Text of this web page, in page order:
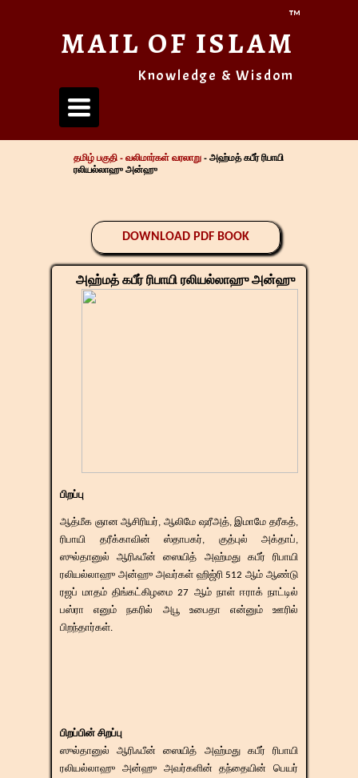
Toggle
navigation
MAIL OF ISLAM
™
Knowledge & Wisdom
தமிழ் பகுதி -வலிமார்கள் வரலாறு- அஹ்மத் கபீர் ரிபாயி
ரலியல்லாஹு அன்ஹு
அஹ்மத் கபீர் ரிபாயி ரலியல்லாஹு அன்ஹு
பிறப்பு
ஆத்மீக ஞான ஆசிரியர், ஆலிமே ஷரீஅத், இமாமே தரீகத்,
ரிபாயி தரீக்காவின் ஸ்தாபகர், குத்புல் அக்தாப்,
ஸுல்தானுல் ஆரிஃபீன் ஸையித் அஹ்மது கபீர் ரிபாயி
ரலியல்லாஹு அன்ஹு அவர்கள் ஹிஜ்ரி 512 ஆம் ஆண்டு
ரஜப் மாதம் திங்கட்கிழமை 27 ஆம் நாள் ஈராக் நாட்டில்
பஸ்ரா எனும் நகரில் அபூ உபைதா என்னும் ஊரில்
பிறந்தார்கள்.
பிறப்பின் சிறப்பு
ஸுல்தானுல் ஆரிஃபீன் ஸையித் அஹ்மது கபீர் ரிபாயி
ரலியல்லாஹு அன்ஹு அவர்களின் தந்தையின் பெயர்
DOWNLOAD PDF BOOK